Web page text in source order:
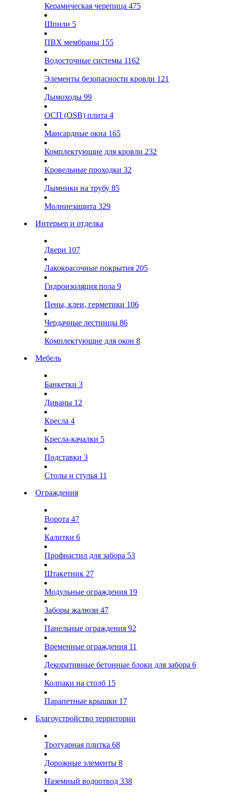
Керамическая черепица 475
Шпили 5
ПВХ мембраны 155
Водосточные системы 1162
Элементы безопасности кровли 121
Дымоходы 99
ОСП (OSB) плита 4
Мансардные окна 165
Комплектующие для кровли 232
Кровельные проходки 32
Дымники на трубу 85
Молниезащита 329
Интерьер и отделка
Двери 107
Лакокрасочные покрытия 205
Гидроизоляция пола 9
Пены, клеи, герметики 106
Чердачные лестницы 86
Комплектующие для окон 8
Мебель
Банкетки 3
Диваны 12
Кресла 4
Кресла-качалки 5
Подставки 3
Столы и стулья 11
Ограждения
Ворота 47
Калитки 6
Профнастил для забора 53
Штакетник 27
Модульные ограждения 19
Заборы жалюзи 47
Панельные ограждения 92
Временные ограждения 11
Декоративные бетонные блоки для забора 6
Колпаки на столб 15
Парапетные крышки 17
Благоустройство территории
Тротуарная плитка 68
Дорожные элементы 8
Наземный водоотвод 338